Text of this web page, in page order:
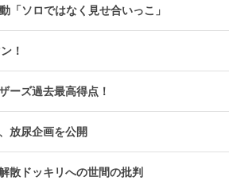
「ソロではなく見せ合いっこ」
！
ーズ過去最高得点！
放尿企画を公開
散ドッキリへの世間の批判